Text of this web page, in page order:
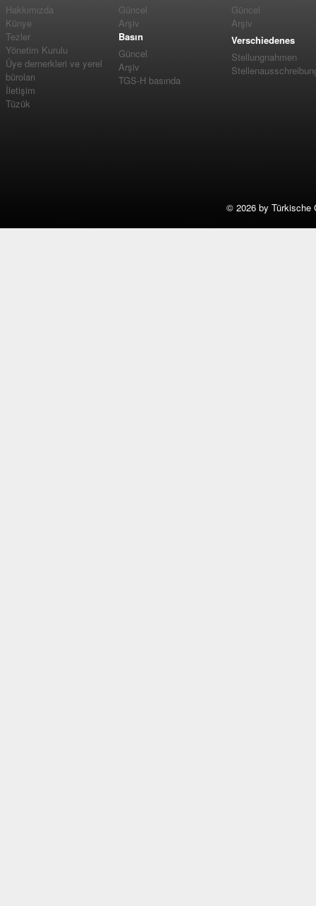
Hakkımızda
Künye
Tezler
Yönetim Kurulu
Üye dernerkleri ve yerel
büroları
İletişim
Tüzük
Güncel
Arşiv
Basın
Güncel
Arşiv
TGS-H basında
Güncel
Arşiv
Verschiedenes
Stellungnahmen
© 2026 by Türkische